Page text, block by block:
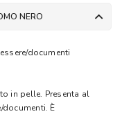
NERO
documenti
in pelle. Presenta al
È